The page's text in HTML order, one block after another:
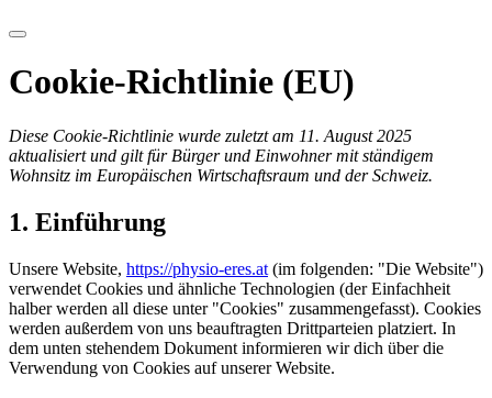
Cookie-Richtlinie (EU)
Diese Cookie-Richtlinie wurde zuletzt am 11. August 2025
aktualisiert und gilt für Bürger und Einwohner mit ständigem
Wohnsitz im Europäischen Wirtschaftsraum und der Schweiz.
1. Einführung
Unsere Website, https://physio-eres.at (im folgenden: "Die Website")
verwendet Cookies und ähnliche Technologien (der Einfachheit
halber werden all diese unter "Cookies" zusammengefasst). Cookies
werden außerdem von uns beauftragten Drittparteien platziert. In
dem unten stehendem Dokument informieren wir dich über die
Verwendung von Cookies auf unserer Website.